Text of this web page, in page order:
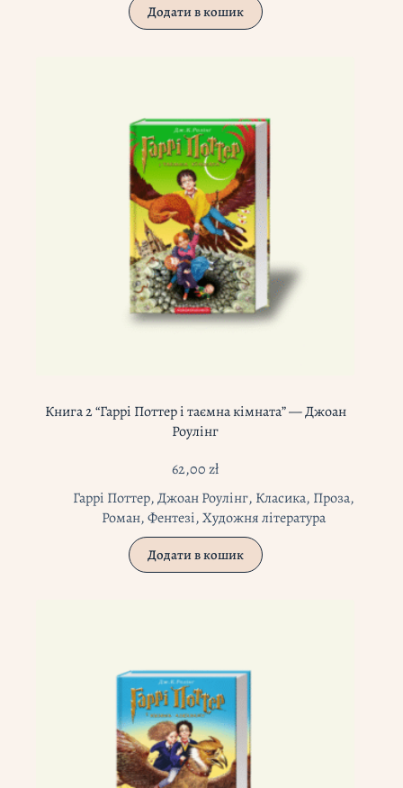
Додати в кошик
Книга 2 “Гаррі Поттер і таємна кімната” — Джоан
Роулінг
62,00zł
Гаррі Поттер,Джоан Роулінг, Класика, Проза,
Роман,Фентезі,Художня література
Додати в кошик